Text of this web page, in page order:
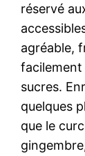
réservé
agréable,
facilement
sucres.
quelques
que le